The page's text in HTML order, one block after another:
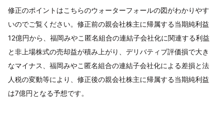
修正のポイントはこちらのウォーターフォールの図がわかりやす
いのでご覧ください。修正前の親会社株主に帰属する当期純利益
12億円から、福岡みやこ匿名組合の連結子会社化に関連する利益
と非上場株式の売却益が積み上がり、デリバティブ評価損で大き
なマイナス、福岡みやこ匿名組合の連結子会社化による差損と法
人税の変動等により、修正後の親会社株主に帰属する当期純利益
は7億円となる予想です。